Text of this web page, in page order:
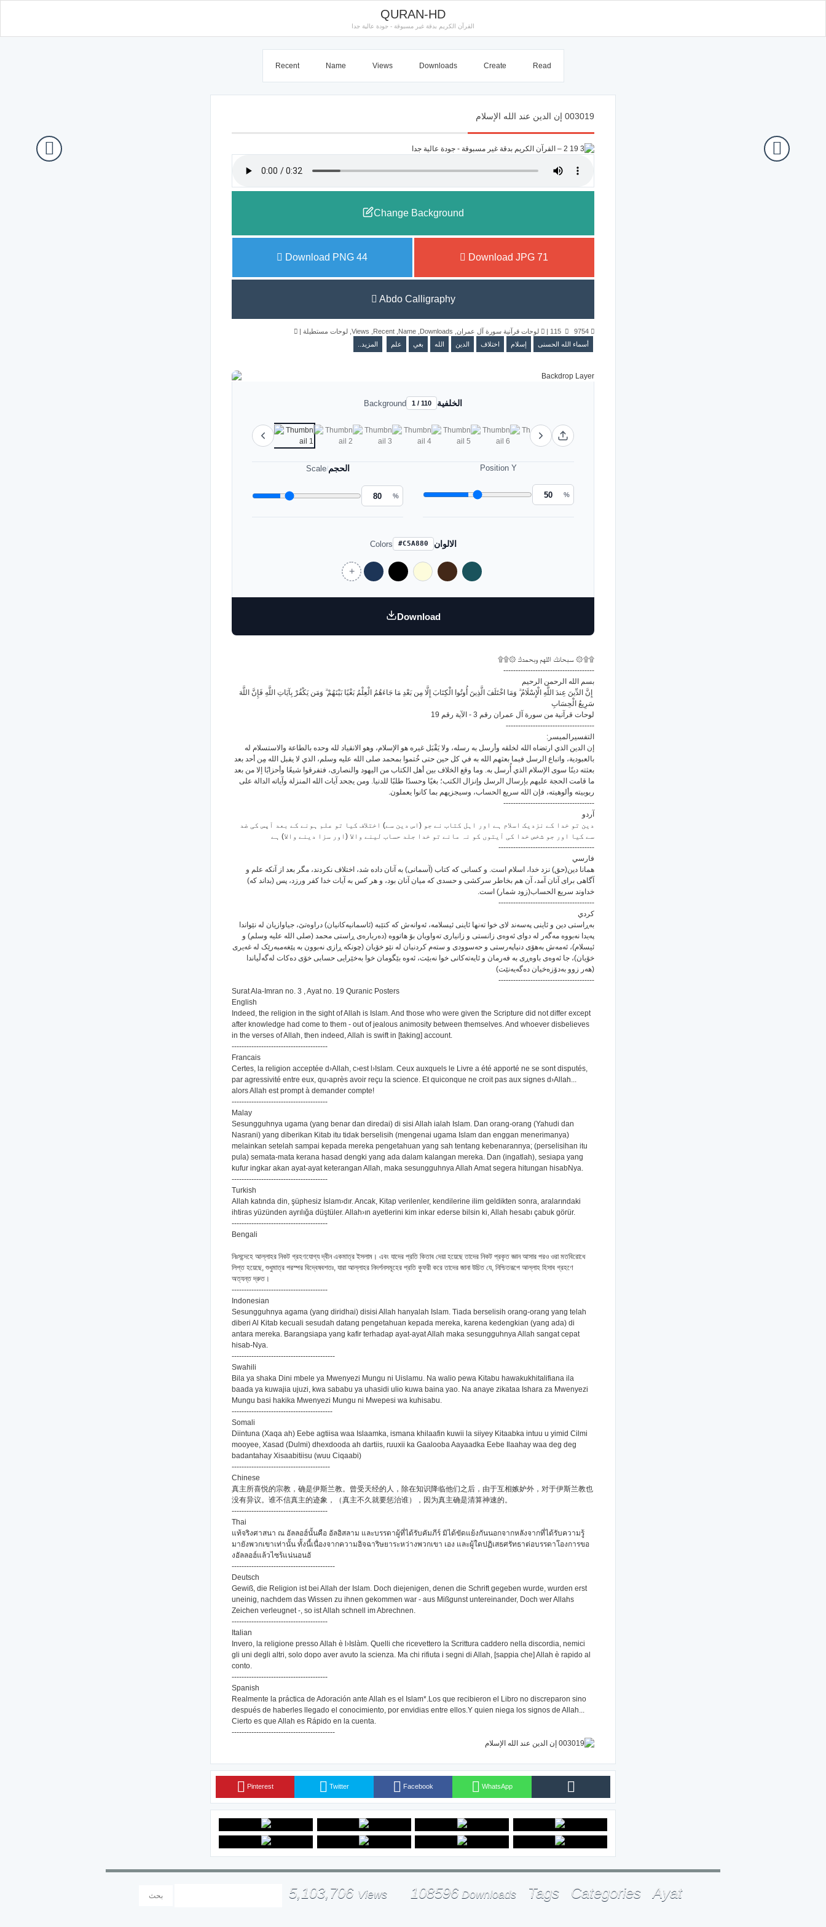
QURAN-HD
القرآن الكريم بدقة غير مسبوقة - جودة عالية جدا
Recent Name Views Downloads Create Read
003019 إن الدين عند الله الإسلام
Change Background
Download JPG 71
Download PNG 44
Abdo Calligraphy
| لوحات قرآنية سورة آل عمران Downloads
Name
Recent
Views لوحات مستطيلة |
أسماء الله الحسنى
إسلام اختلاف الدين الله بغي علم المزيد..
Background 1 / 110 الخلفية
Scale/الحجم
%
Position Y
%
Colors #C5A880 الالوان
Download
۩۩۞ سبحانك اللهم وبحمدك ۞۩۩
-------------------------------------
بسم الله الرحمن الرحيم
إِنَّ الدِّينَ عِندَ اللَّهِ الْإِسْلَامُ ۗ وَمَا اخْتَلَفَ الَّذِينَ أُوتُوا الْكِتَابَ إِلَّا مِن بَعْدِ مَا جَاءَهُمُ الْعِلْمُ بَغْيًا بَيْنَهُمْ ۗ وَمَن يَكْفُرْ بِآيَاتِ اللَّهِ فَإِنَّ اللَّهَ
سَرِيعُ الْحِسَابِ
لوحات قرآنية من سورة آل عمران رقم 3 - الآية رقم 19
------------------------------------
التفسيرالميسر:
إن الدين الذي ارتضاه الله لخلقه وأرسل به رسله، ولا يَقْبَل غيره هو الإسلام، وهو الانقياد لله وحده بالطاعة والاستسلام له
بالعبودية، واتباع الرسل فيما بعثهم الله به في كل حين حتى خُتموا بمحمد صلى الله عليه وسلم، الذي لا يقبل الله مِن أحد بعد
بعثته دينًا سوى الإسلام الذي أُرسل به. وما وقع الخلاف بين أهل الكتاب من اليهود والنصارى، فتفرقوا شيعًا وأحزابًا إلا من بعد
ما قامت الحجة عليهم بإرسال الرسل وإنزال الكتب؛ بغيًا وحسدًا طلبًا للدنيا. ومن يجحد آيات الله المنزلة وآياته الدالة على
ربوبيته وألوهيته، فإن الله سريع الحساب، وسيجزيهم بما كانوا يعملون.
-------------------------------------
آردو
دین تو خدا کے نزدیک اسلام ہے اور اہل کتاب نے جو (اس دین سے) اختلاف کیا تو علم ہونے کے بعد آپس کی ضد
سے کیا اور جو شخص خدا کی آیتوں کو نہ مانے تو خدا جلد حساب لینے والا (اور سزا دینے والا) ہے
---------------------------------------
فارسي
همانا دین(حق) نزد خدا، اسلام است. و کسانی که کتاب (آسمانی) به آنان داده شد، اختلاف نکردند، مگر بعد از آنکه علم و
آگاهی برای آنان آمد، آن هم بخاطر سرکشی و حسدی که میان آنان بود، و هر کس به آیات خدا کفر ورزد، پس (بداند که)
خداوند سریع الحساب(زود شمار) است.
---------------------------------------
كردي
به‌ڕاستی دین و ئاینی په‌سه‌ند لای خوا ته‌نها ئاینی ئیسلامه‌، ئه‌وانه‌ش که کتێبه (ئاسمانیه‌کانیان) دراوه‌تێ، جیاوازیان له نێواندا
په‌یدا نه‌بووه مه‌گه‌ر له دوای ئه‌وه‌ی زانستی و زانیاری ته‌واویان بۆ هاتووه (ده‌رباره‌ی ڕاستی محمد (صلی الله علیه وسلم) و
ئیسلام)، ئه‌مه‌ش به‌هۆی دنیاپه‌رستی و حه‌سوودی و سته‌م کردنیان له نێو خۆیان (چونکه ڕازی نه‌بوون به پێغه‌مبه‌رێک له غه‌یری
خۆیان)، جا ئه‌وه‌ی باوه‌ڕی به فه‌رمان و ئایه‌ته‌کانی خوا نه‌بێت، ئه‌وه بێگومان خوا به‌خێرایی حسابی خۆی ده‌کات له‌گه‌ڵیاندا
(هه‌ر زوو به‌دۆزه‌خیان ده‌گه‌یه‌نێت)
---------------------------------------
Surat Ala-Imran no. 3 , Ayat no. 19 Quranic Posters
English
Indeed, the religion in the sight of Allah is Islam. And those who were given the Scripture did not differ except
after knowledge had come to them - out of jealous animosity between themselves. And whoever disbelieves
in the verses of Allah, then indeed, Allah is swift in [taking] account.
---------------------------------------
Francais
Certes, la religion acceptée d›Allah, c›est l›Islam. Ceux auxquels le Livre a été apporté ne se sont disputés,
par agressivité entre eux, qu›après avoir reçu la science. Et quiconque ne croit pas aux signes d›Allah...
alors Allah est prompt à demander compte!
---------------------------------------
Malay
Sesungguhnya ugama (yang benar dan diredai) di sisi Allah ialah Islam. Dan orang-orang (Yahudi dan
Nasrani) yang diberikan Kitab itu tidak berselisih (mengenai ugama Islam dan enggan menerimanya)
melainkan setelah sampai kepada mereka pengetahuan yang sah tentang kebenarannya; (perselisihan itu
pula) semata-mata kerana hasad dengki yang ada dalam kalangan mereka. Dan (ingatlah), sesiapa yang
kufur ingkar akan ayat-ayat keterangan Allah, maka sesungguhnya Allah Amat segera hitungan hisabNya.
---------------------------------------
Turkish
Allah katında din, şüphesiz İslam›dır. Ancak, Kitap verilenler, kendilerine ilim geldikten sonra, aralarındaki
ihtiras yüzünden ayrılığa düştüler. Allah›ın ayetlerini kim inkar ederse bilsin ki, Allah hesabı çabuk görür.
---------------------------------------
Bengali
নিঃসন্দেহে আল্লাহর নিকট গ্রহণযোগ্য দ্বীন একমাত্র ইসলাম। এবং যাদের প্রতি কিতাব দেয়া হয়েছে তাদের নিকট প্রকৃত জ্ঞান আসার পরও ওরা মতবিরোধে
লিপ্ত হয়েছে, শুধুমাত্র পরস্পর বিদ্বেষবশতঃ, যারা আল্লাহর নিদর্শনসমূহের প্রতি কুফরী করে তাদের জানা উচিত যে, নিশ্চিতরূপে আল্লাহ হিসাব গ্রহণে
অত্যন্ত দ্রুত।
---------------------------------------
Indonesian
Sesungguhnya agama (yang diridhai) disisi Allah hanyalah Islam. Tiada berselisih orang-orang yang telah
diberi Al Kitab kecuali sesudah datang pengetahuan kepada mereka, karena kedengkian (yang ada) di
antara mereka. Barangsiapa yang kafir terhadap ayat-ayat Allah maka sesungguhnya Allah sangat cepat
hisab-Nya.
------------------------------------------
Swahili
Bila ya shaka Dini mbele ya Mwenyezi Mungu ni Uislamu. Na walio pewa Kitabu hawakukhitalifiana ila
baada ya kuwajia ujuzi, kwa sababu ya uhasidi ulio kuwa baina yao. Na anaye zikataa Ishara za Mwenyezi
Mungu basi hakika Mwenyezi Mungu ni Mwepesi wa kuhisabu.
-----------------------------------------
Somali
Diintuna (Xaqa ah) Eebe agtiisa waa Islaamka, ismana khilaafin kuwii la siiyey Kitaabka intuu u yimid Cilmi
mooyee, Xasad (Dulmi) dhexdooda ah dartiis, ruuxii ka Gaalooba Aayaadka Eebe Ilaahay waa deg deg
badantahay Xisaabitiisu (wuu Ciqaabi)
----------------------------------------
Chinese
真主所喜悦的宗教，确是伊斯兰教。曾受天经的人，除在知识降临他们之后，由于互相嫉妒外，对于伊斯兰教也
没有异议。谁不信真主的迹象，（真主不久就要惩治谁），因为真主确是清算神速的。
---------------------------------------
Thai
แท้จริงศาสนา ณ อัลลอฮ์นั้นคือ อัลอิสลาม และบรรดาผู้ที่ได้รับคัมภีร์ มิได้ขัดแย้งกันนอกจากหลังจากที่ได้รับความรู้
มายังพวกเขาเท่านั้น ทั้งนี้เนื่องจากความอิจฉาริษยาระหว่างพวกเขา เอง และผู้ใดปฏิเสธศรัทธาต่อบรรดาโองการขอ
งอัลลอฮ์แล้วไซร้แน่นอนอั
------------------------------------------
Deutsch
Gewiß, die Religion ist bei Allah der Islam. Doch diejenigen, denen die Schrift gegeben wurde, wurden erst
uneinig, nachdem das Wissen zu ihnen gekommen war - aus Mißgunst untereinander, Doch wer Allahs
Zeichen verleugnet -, so ist Allah schnell im Abrechnen.
---------------------------------------
Italian
Invero, la religione presso Allah è l›Islàm. Quelli che ricevettero la Scrittura caddero nella discordia, nemici
gli uni degli altri, solo dopo aver avuto la scienza. Ma chi rifiuta i segni di Allah, [sappia che] Allah è rapido al
conto.
---------------------------------------
Spanish
Realmente la práctica de Adoración ante Allah es el Islam*.Los que recibieron el Libro no discreparon sino
después de haberles llegado el conocimiento, por envidias entre ellos.Y quien niega los signos de Allah...
Cierto es que Allah es Rápido en la cuenta.
------------------------------------------
WhatsApp
Facebook
Twitter
Pinterest
5,103,706 Views 108596Downloads Tags Categories Ayat